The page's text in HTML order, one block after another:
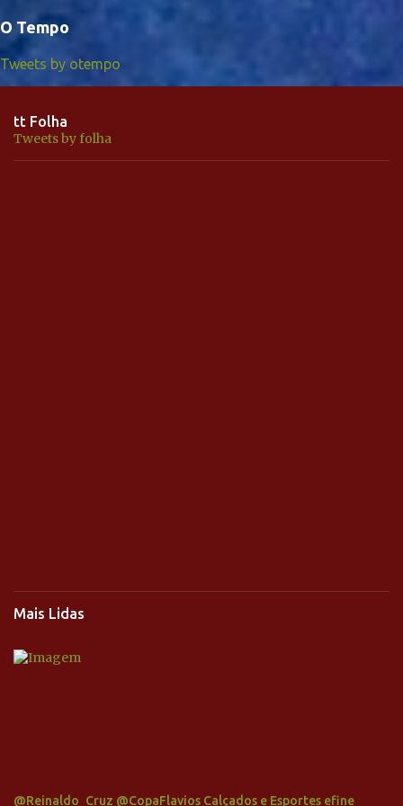
O Tempo
Tweets by otempo
tt Folha
Tweets by folha
Mais Lidas
@Reinaldo_Cruz @CopaFlavios Calçados e Esportes efine